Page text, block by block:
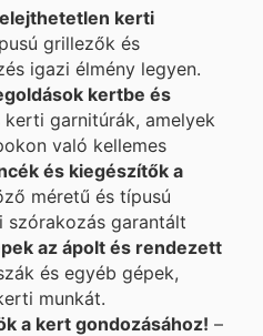
kerti
grillezők és
igazi élmény legyen.
kertbe és
kerti garnitúrák, amelyek
való kellemes
és kiegészítők a
méretű és típusú
szórakozás garantált
az ápolt és rendezett
és egyéb gépek,
munkát.
a kert gondozásához! –